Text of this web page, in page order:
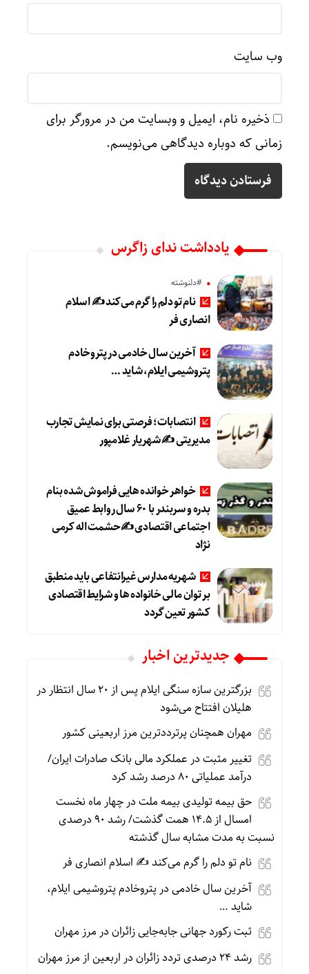
وب‌ سایت
ذخیره نام، ایمیل و وبسایت من در مرورگر برای
زمانی که دوباره دیدگاهی می‌نویسم.
یادداشت ندای زاگرس
#دلنوشته
نام تو دلم را گرم می‌کند ✍️ اسلام
انصاری فر
آخرین سال خادمی در پتروخادم
پتروشیمی ایلام، شاید …
انتصابات؛ فرصتی برای نمایش تجارب
مدیریتی ✍ شهریار غلامپور
خواهر خوانده هایی فراموش شده بنام
بدره و سربندر با ۶۰ سال روابط عمیق
اجتماعی اقتصادی ✍حشمت اله کرمی
نژاد
شهریه مدارس غیرانتفاعی باید منطبق
بر توان مالی خانواده ها و شرایط اقتصادی
کشور تعین گردد
جديدترين اخبار
بزرگترین سازه سنگی ایلام پس از ۲۰ سال انتظار در
هلیلان افتتاح می‌شود
مهران همچنان پرترددترین مرز اربعینی کشور
تغییر مثبت در عملکرد مالی بانک صادرات ایران/
درآمد عملیاتی ۸۰ درصد رشد کرد
حق بیمه تولیدی بیمه ملت در چهار ماه نخست
امسال از ۱۴.۵ همت گذشت/ رشد ۹۰ درصدی
نسبت به مدت مشابه سال گذشته
نام تو دلم را گرم می‌کند ✍️ اسلام انصاری فر
آخرین سال خادمی در پتروخادم پتروشیمی ایلام،
شاید …
ثبت رکورد جهانی جابه‌جایی زائران در مرز مهران
رشد ۲۴ درصدی تردد زائران در اربعین از مرز مهران